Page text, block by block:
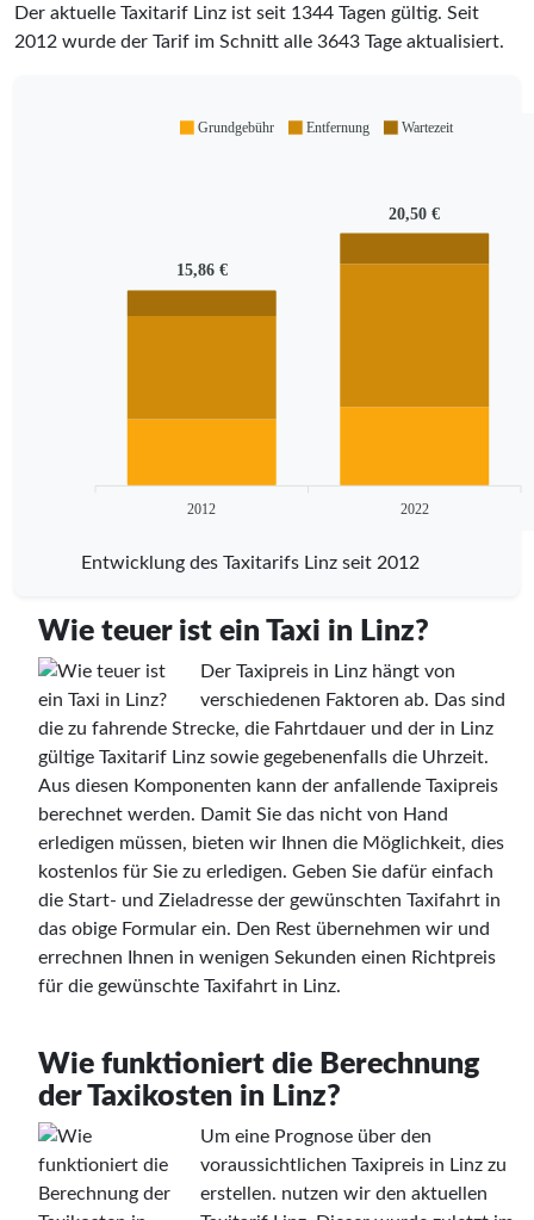
Der aktuelle Taxitarif Linz ist seit 1344 Tagen gültig. Seit
2012 wurde der Tarif im Schnitt alle 3643 Tage aktualisiert.
15,86 €
20,50 €
2012 2022
Grundgebühr Entfernung Wartezeit
Entwicklung des Taxitarifs Linz seit 2012
Wie teuer ist ein Taxi in Linz?
Der Taxipreis in Linz hängt von
verschiedenen Faktoren ab. Das sind
die zu fahrende Strecke, die Fahrtdauer und der in Linz
gültige Taxitarif Linz sowie gegebenenfalls die Uhrzeit.
Aus diesen Komponenten kann der anfallende Taxipreis
berechnet werden. Damit Sie das nicht von Hand
erledigen müssen, bieten wir Ihnen die Möglichkeit, dies
kostenlos für Sie zu erledigen. Geben Sie dafür einfach
die Start- und Zieladresse der gewünschten Taxifahrt in
das obige Formular ein. Den Rest übernehmen wir und
errechnen Ihnen in wenigen Sekunden einen Richtpreis
für die gewünschte Taxifahrt in Linz.
Wie funktioniert die Berechnung
der Taxikosten in Linz?
Um eine Prognose über den
voraussichtlichen Taxipreis in Linz zu
erstellen. nutzen wir den aktuellen